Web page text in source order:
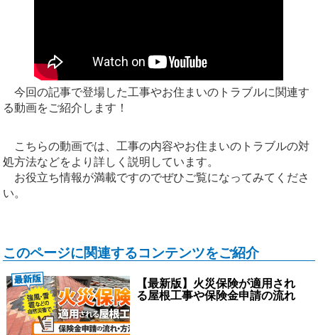
今回の記事で登場した工事やお住まいのトラブルに関連す
る動画をご紹介します！
こちらの動画では、工事の内容やお住まいのトラブルの対
処方法などをより詳しく説明しています。
お役立ち情報が満載ですのでぜひご覧になってみてくださ
い。
このページに関連するコンテンツをご紹介
【最新版】火災保険が適用され
る屋根工事や保険金申請の流れ